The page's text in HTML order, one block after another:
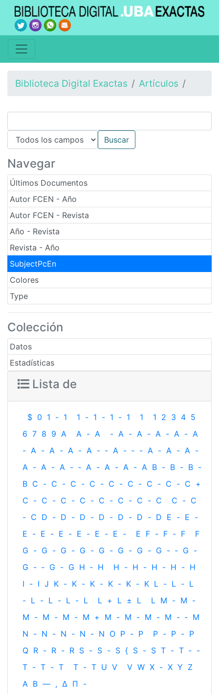
Biblioteca Digital Exactas Artículos
Navegar
Últimos Documentos
Autor FCEN - Año
Autor FCEN - Revista
Año - Revista
Revista - Año
SubjectPcEn
Colores
Type
Colección
Datos
Estadísticas
Lista de
$ 0 1 - 1 1 - 1 - 1 - 1 1 1 2 3 4 5
6 7 8 9 A A - A - A - A - A - A - A
- A - A - A - A - ‐ A - ‐ - A - A - A -
A - A - A - ‐ A - A - A - A B - B - B -
B C - C - C - C - C - C - C - C - C +
C - C - C - C - C - C - C - C C - C
- C D - D - D - D - D - D - D E - E -
E - E - E - E - E - E - E F - F - F
F
G - G - G - G - G - G - G - G - ‐ G -
G - ‐ G - G H ‐ H H - H - H - H - H
I - I J K - K - K - K - K - K L - L - L
- L - L - L - L L + L ± L L M - M -
M - M - M - M + M - M - M - M - ‐ M
N - N - N - N - N O P - P P - P - P
Q R - R - R S - S - S { S - S T - T ‐ -
T - T - T T - T U V V W X - X Y Z
Α Β — , Δ Π -